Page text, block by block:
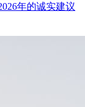
年的诚实建议